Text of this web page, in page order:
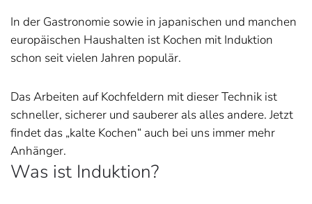
In der Gastronomie sowie in japanischen und manchen
europäischen Haushalten ist Kochen mit Induktion
schon seit vielen Jahren populär.
Das Arbeiten auf Kochfeldern mit dieser Technik ist
schneller, sicherer und sauberer als alles andere. Jetzt
findet das „kalte Kochen“ auch bei uns immer mehr
Anhänger.
Was ist Induktion?